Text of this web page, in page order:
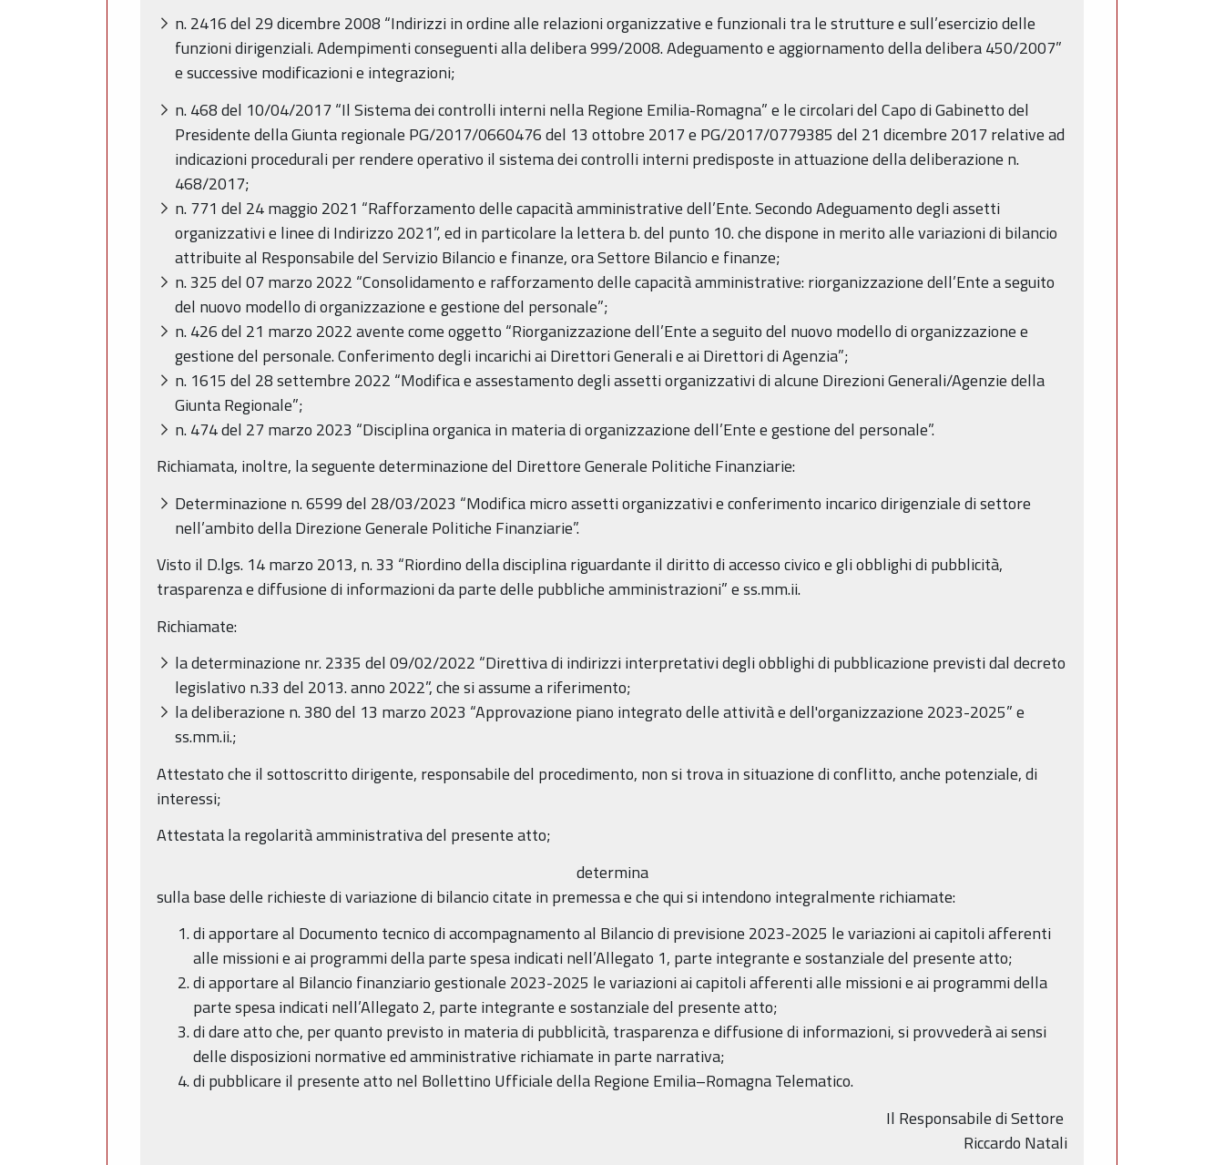
n. 2416 del 29 dicembre 2008 “Indirizzi in ordine alle relazioni organizzative e funzionali tra le strutture e sull’esercizio delle
funzioni dirigenziali. Adempimenti conseguenti alla delibera 999/2008. Adeguamento e aggiornamento della delibera 450/2007”
e successive modificazioni e integrazioni;
n. 468 del 10/04/2017 “Il Sistema dei controlli interni nella Regione Emilia-Romagna” e le circolari del Capo di Gabinetto del
Presidente della Giunta regionale PG/2017/0660476 del 13 ottobre 2017 e PG/2017/0779385 del 21 dicembre 2017 relative ad
indicazioni procedurali per rendere operativo il sistema dei controlli interni predisposte in attuazione della deliberazione n.
468/2017;
n. 771 del 24 maggio 2021 “Rafforzamento delle capacità amministrative dell’Ente. Secondo Adeguamento degli assetti
organizzativi e linee di Indirizzo 2021”, ed in particolare la lettera b. del punto 10. che dispone in merito alle variazioni di bilancio
attribuite al Responsabile del Servizio Bilancio e finanze, ora Settore Bilancio e finanze;
n. 325 del 07 marzo 2022 “Consolidamento e rafforzamento delle capacità amministrative: riorganizzazione dell’Ente a seguito
del nuovo modello di organizzazione e gestione del personale”;
n. 426 del 21 marzo 2022 avente come oggetto “Riorganizzazione dell’Ente a seguito del nuovo modello di organizzazione e
gestione del personale. Conferimento degli incarichi ai Direttori Generali e ai Direttori di Agenzia”;
n. 1615 del 28 settembre 2022 “Modifica e assestamento degli assetti organizzativi di alcune Direzioni Generali/Agenzie della
Giunta Regionale”;
n. 474 del 27 marzo 2023 “Disciplina organica in materia di organizzazione dell’Ente e gestione del personale”.
Richiamata, inoltre, la seguente determinazione del Direttore Generale Politiche Finanziarie:
Determinazione n. 6599 del 28/03/2023 “Modifica micro assetti organizzativi e conferimento incarico dirigenziale di settore
nell’ambito della Direzione Generale Politiche Finanziarie”.
Visto il D.lgs. 14 marzo 2013, n. 33 “Riordino della disciplina riguardante il diritto di accesso civico e gli obblighi di pubblicità,
trasparenza e diffusione di informazioni da parte delle pubbliche amministrazioni” e ss.mm.ii.
Richiamate:
la determinazione nr. 2335 del 09/02/2022 “Direttiva di indirizzi interpretativi degli obblighi di pubblicazione previsti dal decreto
legislativo n.33 del 2013. anno 2022”, che si assume a riferimento;
la deliberazione n. 380 del 13 marzo 2023 “Approvazione piano integrato delle attività e dell'organizzazione 2023-2025” e
ss.mm.ii.;
Attestato che il sottoscritto dirigente, responsabile del procedimento, non si trova in situazione di conflitto, anche potenziale, di
interessi;
Attestata la regolarità amministrativa del presente atto;
determina
sulla base delle richieste di variazione di bilancio citate in premessa e che qui si intendono integralmente richiamate:
di apportare al Documento tecnico di accompagnamento al Bilancio di previsione 2023-2025 le variazioni ai capitoli afferenti
alle missioni e ai programmi della parte spesa indicati nell’Allegato 1, parte integrante e sostanziale del presente atto;
di apportare al Bilancio finanziario gestionale 2023-2025 le variazioni ai capitoli afferenti alle missioni e ai programmi della
parte spesa indicati nell’Allegato 2, parte integrante e sostanziale del presente atto;
di dare atto che, per quanto previsto in materia di pubblicità, trasparenza e diffusione di informazioni, si provvederà ai sensi
delle disposizioni normative ed amministrative richiamate in parte narrativa;
di pubblicare il presente atto nel Bollettino Ufficiale della Regione Emilia–Romagna Telematico.
Il Responsabile di Settore
Riccardo Natali